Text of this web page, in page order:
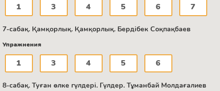
1 3 4 5 6 7
7-сабақ. Қамқорлық. Қамқорлық. Бердібек Соқпақбаев
Упражнения
1 3 4 5 6
8-сабақ. Туған өлке гүлдері. Гүлдер. Тұманбай Молдағалиев